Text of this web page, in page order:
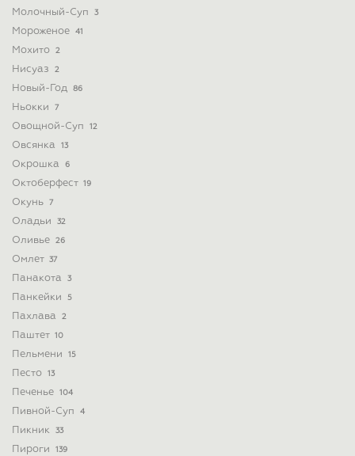
Молочный-Суп 3
Мороженое 41
Мохито 2
Нисуаз 2
Новый-Год 86
Ньокки 7
Овощной-Суп 12
Овсянка 13
Окрошка 6
Октоберфест 19
Окунь 7
Оладьи 32
Оливье 26
Омлет 37
Панакота 3
Панкейки 5
Пахлава 2
Паштет 10
Пельмени 15
Песто 13
Печенье 104
Пивной-Суп 4
Пикник 33
Пироги 139